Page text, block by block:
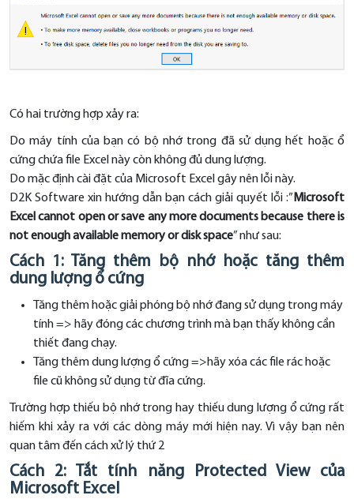
Có hai trường hợp xảy ra:
Do máy tính của bạn có bộ nhớ trong đã sử dụng hết hoặc ổ
cứng chứa file Excel này còn không đủ dung lượng.
Do mặc định cài đặt của Microsoft Excel gây nên lỗi này.
D2K Software xin hướng dẫn bạn cách giải quyết lỗi :”Microsoft
Excel cannot open or save any more documents because there is
not enough available memory or disk space” như sau:
Cách 1: Tăng thêm bộ nhớ hoặc tăng thêm
dung lượng ổ cứng
Tăng thêm hoặc giải phóng bộ nhớ đang sử dụng trong máy
tính => hãy đóng các chương trình mà bạn thấy không cần
thiết đang chạy.
Tăng thêm dung lượng ổ cứng =>hãy xóa các file rác hoặc
file cũ không sử dụng từ đĩa cứng.
Trường hợp thiếu bộ nhớ trong hay thiếu dung lượng ổ cứng rất
hiếm khi xảy ra với các dòng máy mới hiện nay. Vì vậy bạn nên
quan tâm đến cách xử lý thứ 2
Cách 2: Tắt tính năng Protected View của
Microsoft Excel